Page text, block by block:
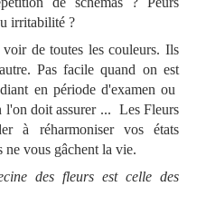
irritabilité ?
de toutes les couleurs. Ils
Pas facile quand on est
en période d'examen ou
l'on doit assurer ... Les Fleurs
à réharmoniser vos états
ne vous gâchent la vie.
des fleurs est celle des